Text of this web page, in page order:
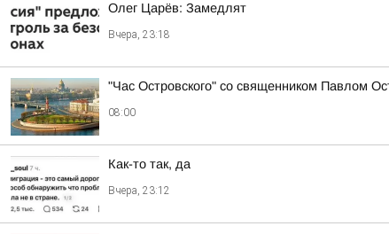
Олег Царёв: Замедлят
Вчера, 23:18
"Час Островского" со священником Павлом
08:00
Как-то так, да
Вчера, 23:12